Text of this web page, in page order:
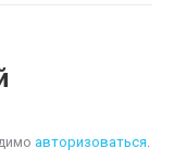
авторизоваться.